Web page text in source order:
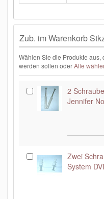
Zub. im Warenkorb
Wählen Sie die Produkte
werden sollen oderAlle
2
Jennifer
Zwei
System